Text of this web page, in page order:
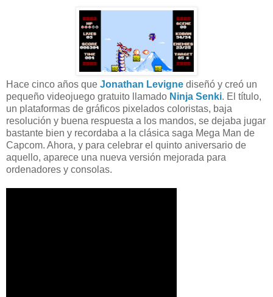
Hace cinco años que Jonathan Levigne diseñó y creó un
pequeño videojuego gratuito llamado Ninja Senki. El título,
un plataformas de gráficos pixelados coloristas, baja
resolución y buena respuesta a los mandos, se dejaba jugar
bastante bien y recordaba a la clásica saga Mega Man de
Capcom. Ahora, y para celebrar el quinto aniversario de
aquello, aparece una nueva versión mejorada para
ordenadores y consolas.